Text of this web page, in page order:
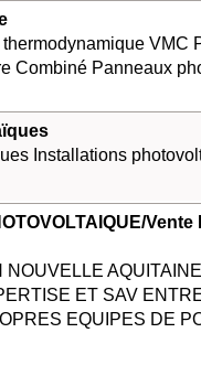
VMC
Combiné Panneaux
Installations
Vente
NOUVELLE
ET SAV
EQUIPES DE